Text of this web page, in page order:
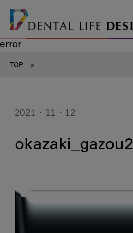
error
TOP >
2021・11・12
okazaki_gazou2